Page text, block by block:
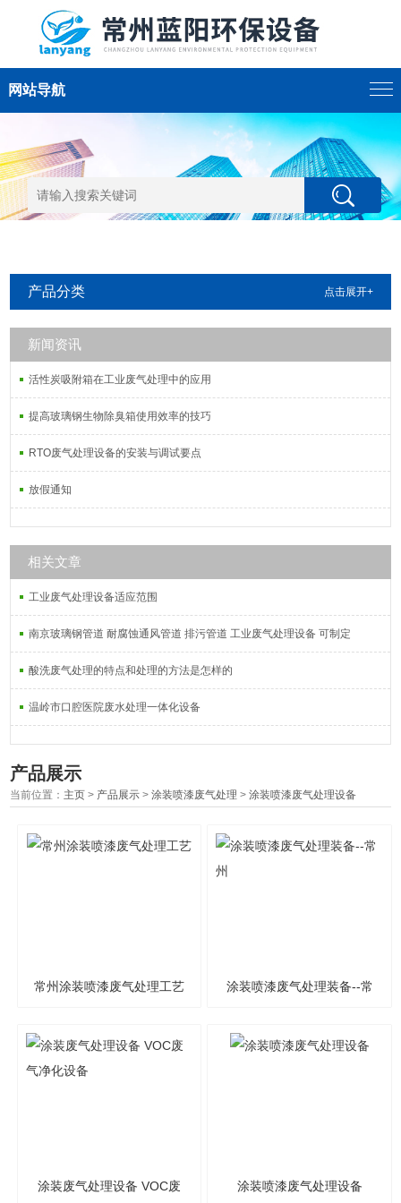
网站导航
产品分类 点击展开+
新闻资讯
活性炭吸附箱在工业废气处理中的应用
提高玻璃钢生物除臭箱使用效率的技巧
RTO废气处理设备的安装与调试要点
放假通知
相关文章
工业废气处理设备适应范围
南京玻璃钢管道 耐腐蚀通风管道 排污管道 工业废气处理设备 可制定
酸洗废气处理的特点和处理的方法是怎样的
温岭市口腔医院废水处理一体化设备
产品展示
当前位置： 主页 > 产品展示 >涂装喷漆废气处理 >涂装喷漆废气处理设备
常州涂装喷漆废气处理工艺 涂装喷漆废气处理装备--常
涂装废气处理设备 VOC废 涂装喷漆废气处理设备